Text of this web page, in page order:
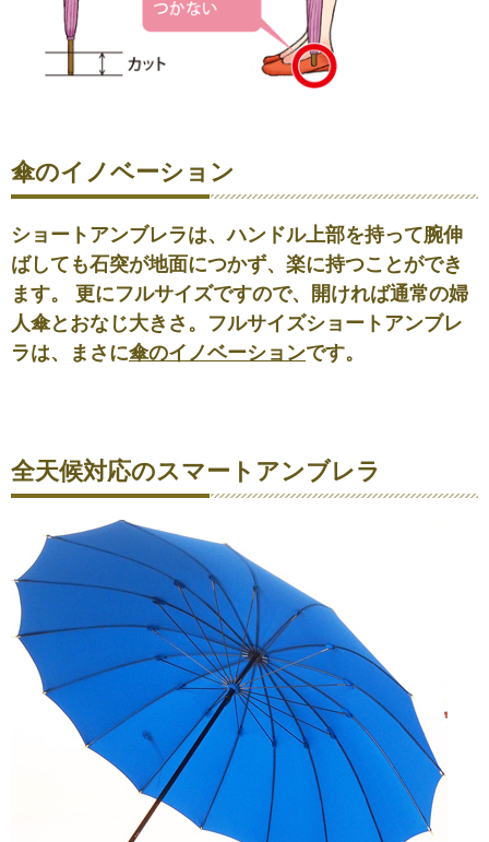
傘のイノベーション
ショートアンブレラは、ハンドル上部を持って腕伸
ばしても石突が地面につかず、楽に持つことができ
ます。 更にフルサイズですので、開ければ通常の婦
人傘とおなじ大きさ。フルサイズショートアンブレ
ラは、まさに傘のイノベーションです。
全天候対応のスマートアンブレラ